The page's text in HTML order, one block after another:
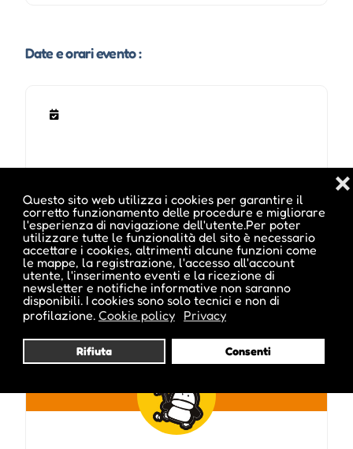
Questo sito web utilizza i cookies per garantire il
corretto funzionamento delle procedure e migliorare
l'esperienza di navigazione dell'utente.Per poter
utilizzare tutte le funzionalità del sito è necessario
accettare i cookies, altrimenti alcune funzioni come
le mappe, la registrazione, l'accesso all'account
utente, l'inserimento eventi e la ricezione di
newsletter e notifiche informative non saranno
disponibili. I cookies sono solo tecnici e non di
profilazione. Cookie policy Privacy
Rifiuta Consenti
❌
Date e orari evento :
Pubblicato da :
ale inside